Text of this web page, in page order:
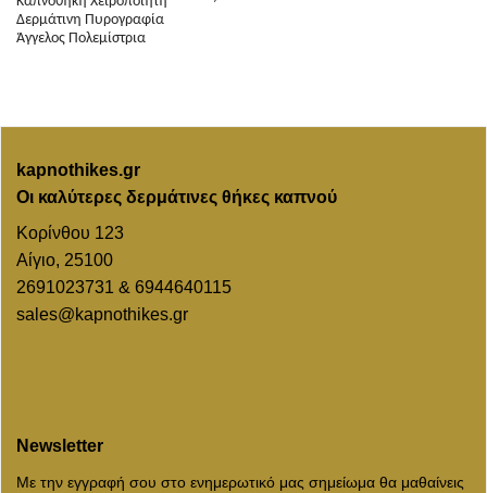
Δερμάτινη Πυρογραφία
Άγγελος Πολεμίστρια
kapnothikes.gr
Οι καλύτερες δερμάτινες θήκες καπνού
Κορίνθου 123
Αίγιο, 25100
2691023731 & 6944640115
sales@kapnothikes.gr
Newsletter
Με την εγγραφή σου στο ενημερωτικό μας σημείωμα θα μαθαίνεις